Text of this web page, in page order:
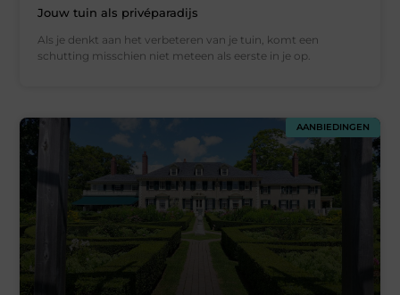
Jouw tuin als privéparadijs
Als je denkt aan het verbeteren van je tuin, komt een
schutting misschien niet meteen als eerste in je op.
AANBIEDINGEN